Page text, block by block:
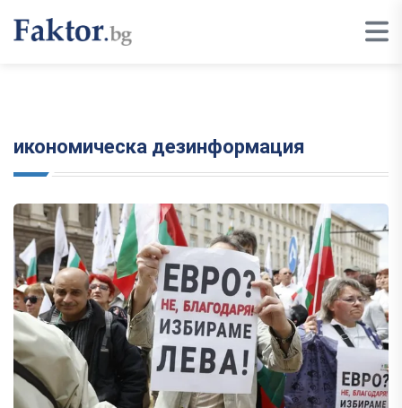
икономическа дезинформация